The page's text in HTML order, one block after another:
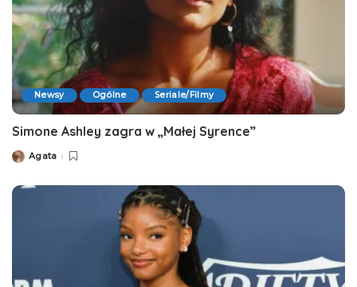
Newsy Ogólne Seriale/Filmy
Simone Ashley zagra w „Małej Syrence”
Posted
Agata